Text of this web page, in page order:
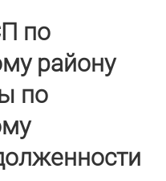
по
району
по